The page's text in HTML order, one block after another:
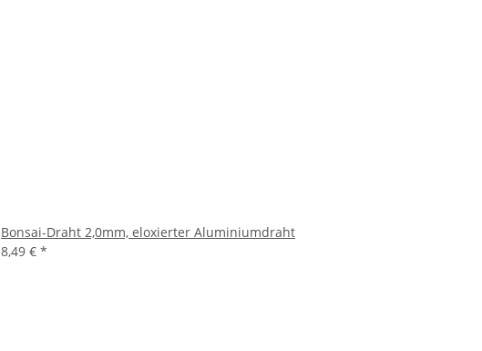
Bonsai-Draht 2,0mm, eloxierter Aluminiumdraht
8,49 € *